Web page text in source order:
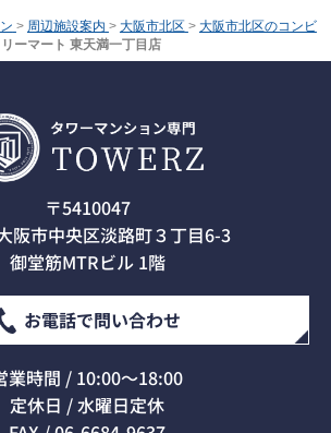
> 周辺施設案内 > 大阪市北区 > 大阪市北区のコンビ
ーマート 東天満一丁目店
〒5410047
阪市中央区淡路町３丁目6-3
御堂筋MTRビル 1階
お電話で問い合わせ
業時間 / 10:00～18:00
定休日 / 水曜日定休